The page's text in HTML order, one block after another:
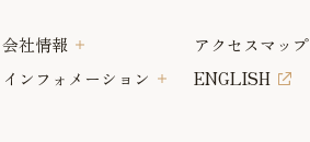
会社情報
アクセスマップ
インフォメーション ENGLISH